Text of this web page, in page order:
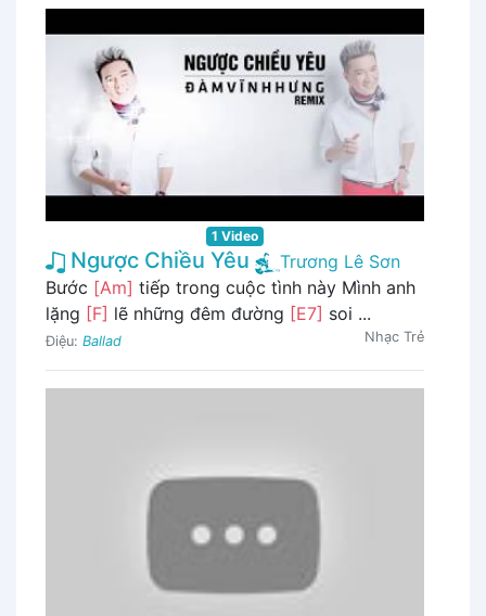
1 Video
Ngược Chiều Yêu
Trương Lê Sơn
Bước [Am] tiếp trong cuộc tình này Mình anh
lặng [F] lẽ những đêm đường [E7] soi ...
Điệu: Ballad Nhạc Trẻ